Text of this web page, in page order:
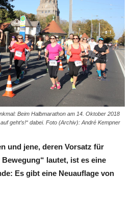
Beim Halbmarathon am 14. Oktober 2018
geht’s!“ dabei. Foto (Archiv): André Kempner
und jene, deren Vorsatz für
lautet, ist es eine
Es gibt eine Neuauflage von